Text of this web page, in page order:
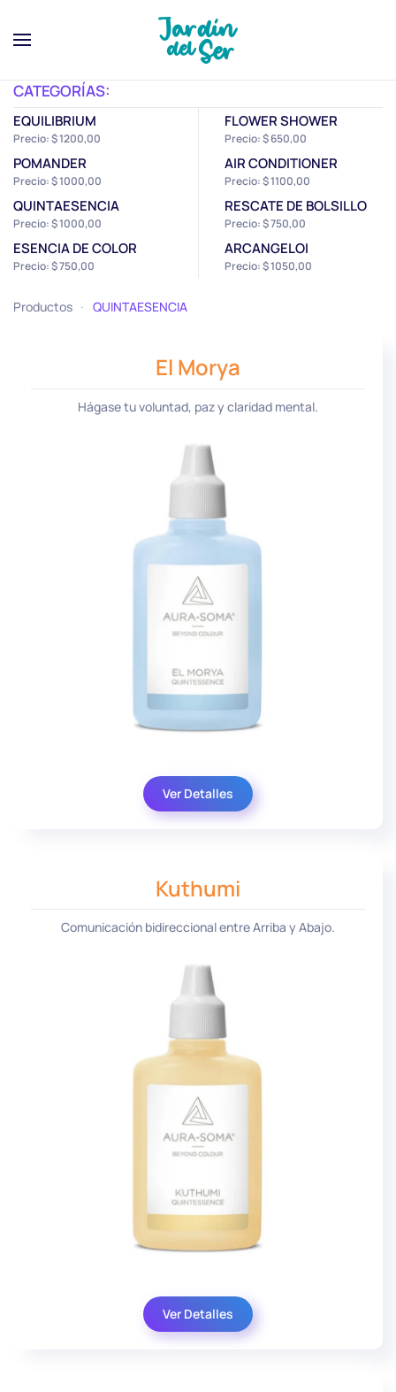
CATEGORÍAS:
EQUILIBRIUM
Precio: $ 1200,00
POMANDER
Precio: $ 1000,00
QUINTAESENCIA
Precio: $ 1000,00
ESENCIA DE COLOR
Precio: $ 750,00
FLOWER SHOWER
Precio: $ 650,00
AIR CONDITIONER
Precio: $ 1100,00
RESCATE DE BOLSILLO
Precio: $ 750,00
ARCANGELOI
Precio: $ 1050,00
Productos QUINTAESENCIA
El Morya
Hágase tu voluntad, paz y claridad mental.
Ver Detalles
Kuthumi
Comunicación bidireccional entre Arriba y Abajo.
Ver Detalles